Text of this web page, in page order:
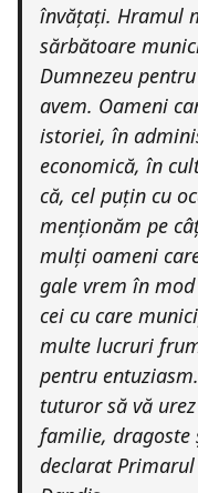
învățați. Hramul
sărbătoare
Dumnezeu
avem. Oameni
istoriei, în
economică, în
că, cel puțin cu
menționăm pe
mulți oameni
gale vrem în
cei cu care
multe lucruri
pentru
tuturor să vă
familie, dragoste
declarat